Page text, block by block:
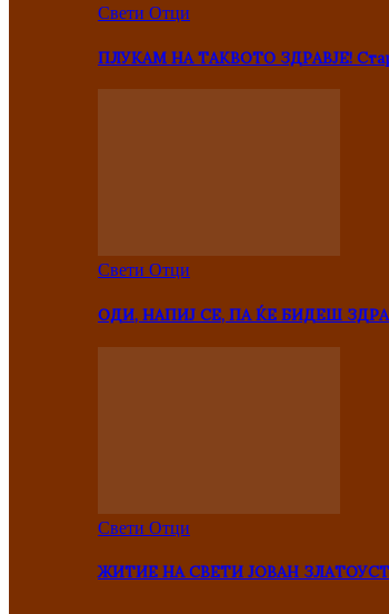
Свети Отци
ПЛУКАМ НА ТАКВОТО ЗДРАВЈЕ!
Свети Отци
ОДИ, НАПИЈ СЕ, ПА ЌЕ БИДЕШ
Свети Отци
ЖИТИЕ НА СВЕТИ ЈОВАН